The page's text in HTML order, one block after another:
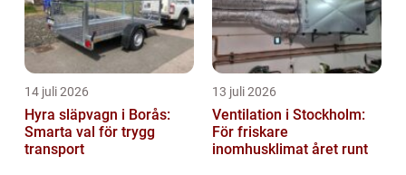
14 juli 2026
Hyra släpvagn i Borås:
Smarta val för trygg
transport
13 juli 2026
Ventilation i Stockholm:
För friskare
inomhusklimat året runt